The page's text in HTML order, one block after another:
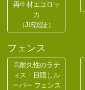
再生材エコロッ
カ
（JIS認証）
フェンス
高耐久性のラテ
ィス・目隠しル
ーバー フェンス